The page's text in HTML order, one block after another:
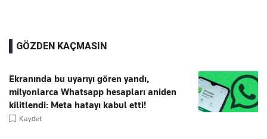
GÖZDEN KAÇMASIN
Ekranında bu uyarıyı gören yandı,
milyonlarca Whatsapp hesapları aniden
kilitlendi: Meta hatayı kabul etti!
Kaydet